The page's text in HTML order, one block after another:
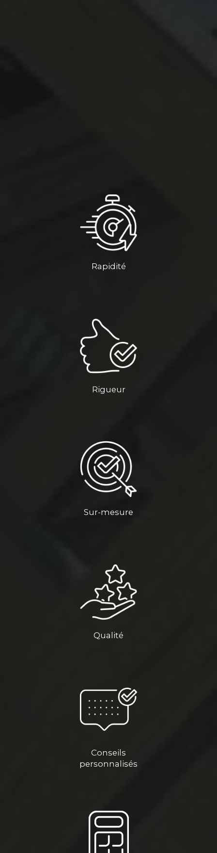
Rapidité
Rigueur
Sur-mesure
Qualité
Conseils
personnalisés